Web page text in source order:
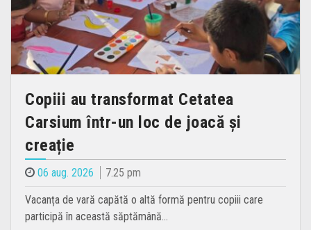
Copiii au transformat Cetatea
Carsium într-un loc de joacă și
creație
06 aug. 2026 7.25 pm
Vacanța de vară capătă o altă formă pentru copiii care
participă în această săptămână…